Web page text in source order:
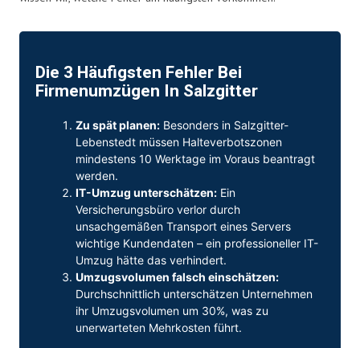
Die 3 Häufigsten Fehler Bei
Firmenumzügen In Salzgitter
Zu spät planen: Besonders in Salzgitter-
Lebenstedt müssen Halteverbotszonen
mindestens 10 Werktage im Voraus beantragt
werden.
IT-Umzug unterschätzen: Ein
Versicherungsbüro verlor durch
unsachgemäßen Transport eines Servers
wichtige Kundendaten – ein professioneller IT-
Umzug hätte das verhindert.
Umzugsvolumen falsch einschätzen:
Durchschnittlich unterschätzen Unternehmen
ihr Umzugsvolumen um 30%, was zu
unerwarteten Mehrkosten führt.